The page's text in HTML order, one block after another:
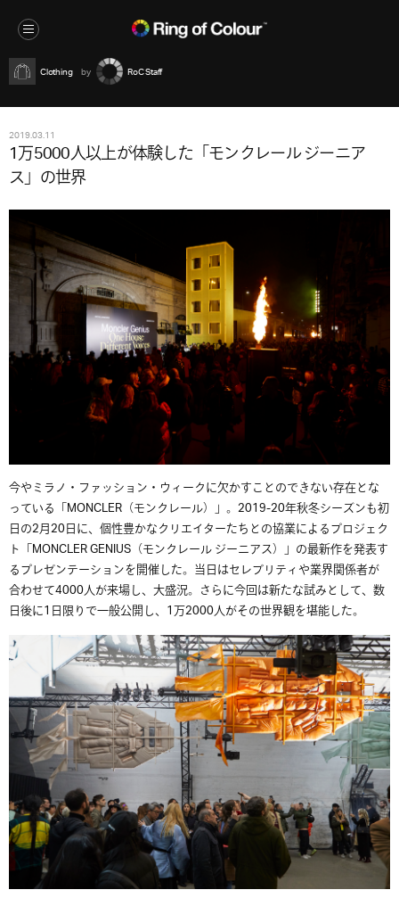
Clothing RoC Staff
2019.03.11
1万5000人以上が体験した「モンクレール ジーニア
ス」の世界
今やミラノ・ファッション・ウィークに欠かすことのできない存在とな
っている「MONCLER （モンクレール）」。 2019-20年秋冬シーズンも初
日の2月20日に、個性豊かなクリエイターたちとの協業によるプロジェク
ト「MONCLER GENIUS （モンクレールジーニアス）」の最新作を発表す
るプレゼンテーションを開催した。当日はセレブリティや業界関係者が
合わせて4000人が来場し、大盛況。さらに今回は新たな試みとして、数
日後に1日限りで一般公開し、 1万2000人がその世界観を堪能した。